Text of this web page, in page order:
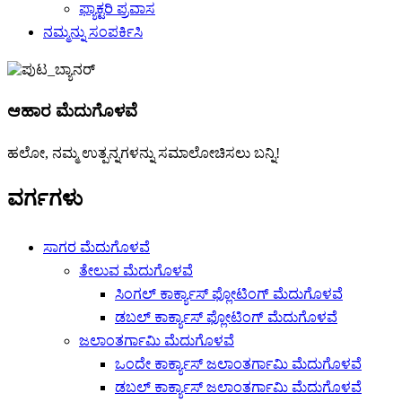
ಫ್ಯಾಕ್ಟರಿ ಪ್ರವಾಸ
ನಮ್ಮನ್ನು ಸಂಪರ್ಕಿಸಿ
ಆಹಾರ ಮೆದುಗೊಳವೆ
ಹಲೋ, ನಮ್ಮ ಉತ್ಪನ್ನಗಳನ್ನು ಸಮಾಲೋಚಿಸಲು ಬನ್ನಿ!
ವರ್ಗಗಳು
ಸಾಗರ ಮೆದುಗೊಳವೆ
ತೇಲುವ ಮೆದುಗೊಳವೆ
ಸಿಂಗಲ್ ಕಾರ್ಕ್ಯಾಸ್ ಫ್ಲೋಟಿಂಗ್ ಮೆದುಗೊಳವೆ
ಡಬಲ್ ಕಾರ್ಕ್ಯಾಸ್ ಫ್ಲೋಟಿಂಗ್ ಮೆದುಗೊಳವೆ
ಜಲಾಂತರ್ಗಾಮಿ ಮೆದುಗೊಳವೆ
ಒಂದೇ ಕಾರ್ಕ್ಯಾಸ್ ಜಲಾಂತರ್ಗಾಮಿ ಮೆದುಗೊಳವೆ
ಡಬಲ್ ಕಾರ್ಕ್ಯಾಸ್ ಜಲಾಂತರ್ಗಾಮಿ ಮೆದುಗೊಳವೆ